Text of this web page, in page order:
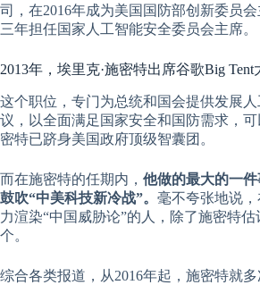
司，在2016年成为美国国防部创新委员
三年担任国家人工智能安全委员会主席。
2013年，埃里克·施密特出席谷歌Big Tent
这个职位，专门为总统和国会提供发展
议，以全面满足国家安全和国防需求，
密特已跻身美国政府顶级智囊团。
而在施密特的任期内， 他做的最大的一
鼓吹“中美科技新冷战”。 毫不夸张地说
力渲染“中国威胁论”的人，除了施密特估
个。
综合各类报道，从2016年起，施密特就